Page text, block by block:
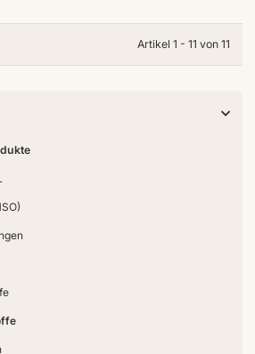
Artikel 1 - 11 von 11